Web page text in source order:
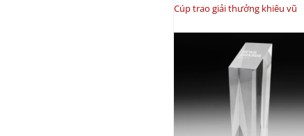
Cúp trao giải thưởng khiêu vũ